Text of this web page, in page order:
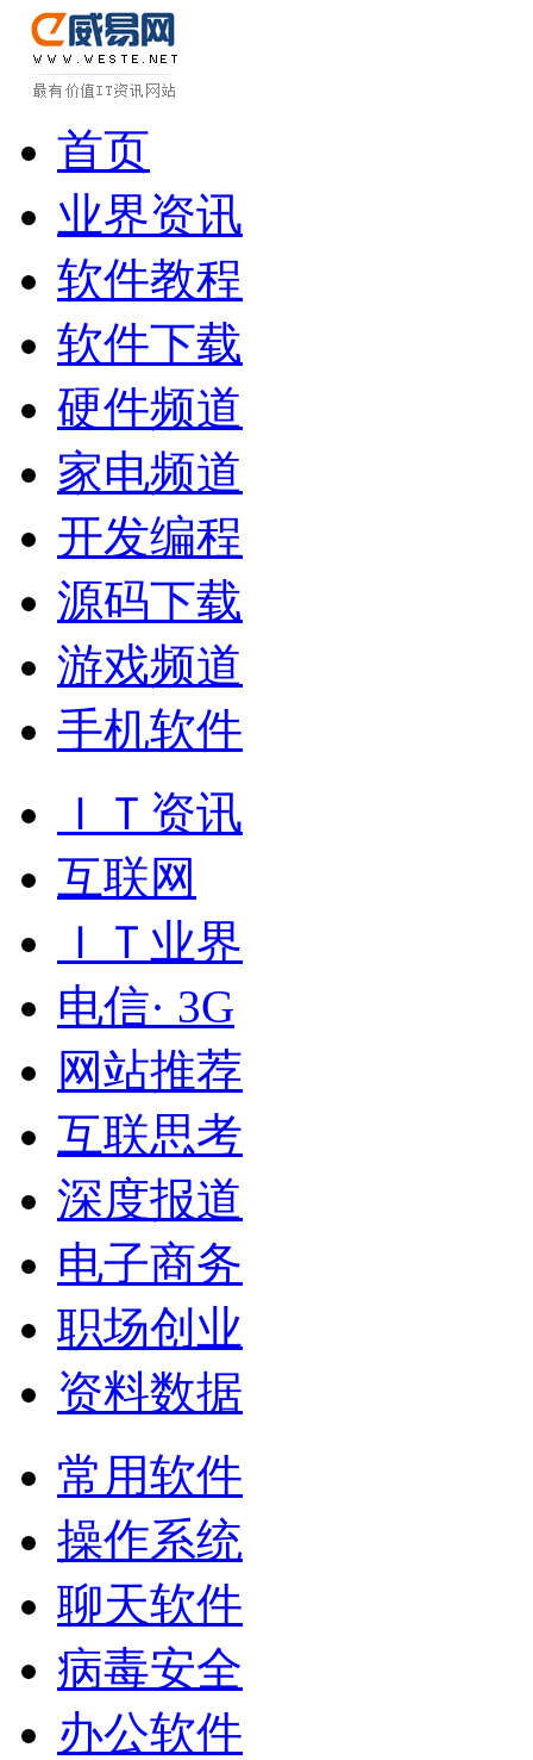
首页
业界资讯
软件教程
软件下载
硬件频道
家电频道
开发编程
源码下载
游戏频道
手机软件
ＩＴ资讯
互联网
ＩＴ业界
电信· 3G
网站推荐
互联思考
深度报道
电子商务
职场创业
资料数据
常用软件
操作系统
聊天软件
病毒安全
办公软件